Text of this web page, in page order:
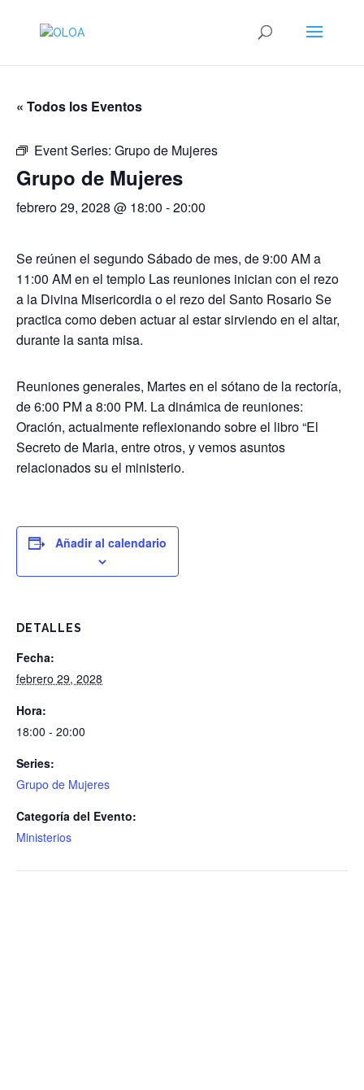
« Todos los Eventos
Event Series: Grupo de Mujeres
Grupo de Mujeres
febrero 29, 2028 @ 18:00 -20:00
Se reúnen el segundo Sábado de mes, de 9:00 AM a
11:00 AM en el templo Las reuniones inician con el rezo
a la Divina Misericordia o el rezo del Santo Rosario Se
practica como deben actuar al estar sirviendo en el altar,
durante la santa misa.
Reuniones generales, Martes en el sótano de la rectoría,
de 6:00 PM a 8:00 PM. La dinámica de reuniones:
Oración, actualmente reflexionando sobre el libro “El
Secreto de Maria, entre otros, y vemos asuntos
relacionados su el ministerio.
Añadir al calendario
DETALLES
Fecha:
febrero 29, 2028
Hora:
18:00 - 20:00
Series:
Grupo de Mujeres
Categoría del Evento:
Ministerios